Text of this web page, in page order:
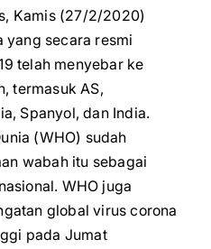
Kamis (27/2/2020)
yang secara resmi
telah menyebar ke
termasuk AS,
Spanyol, dan India.
(WHO) sudah
wabah itu sebagai
WHO juga
global virus corona
pada Jumat